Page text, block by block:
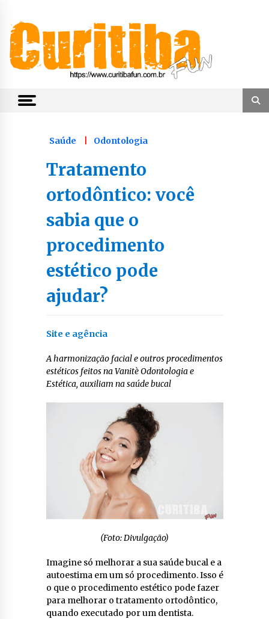
content
CuritibaFun
Saúde Odontologia
Tratamento
ortodôntico: você
sabia que o
procedimento
estético pode
ajudar?
Site e agência
A harmonização facial e outros procedimentos
estéticos feitos na Vanitè Odontologia e
Estética, auxiliam na saúde bucal
(Foto: Divulgação)
Imagine só melhorar a sua saúde bucal e a
autoestima em um só procedimento. Isso é
o que o procedimento estético pode fazer
para melhorar o tratamento ortodôntico,
quando executado por um dentista.